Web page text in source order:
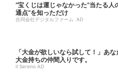
“宝くじは運じゃなかった”当たる人
通点”を知っただけ
合同会社デジタルファーム AD
「大金が欲しいなら試して！」あな
大金持ちの仲間入りです。
Il Sereno AD